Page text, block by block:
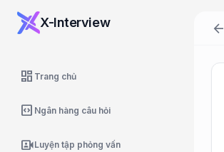
X-Interview
dashboard Trang chủ
code_blocks Ngân hàng câu hỏi
video_camera_frontLuyện tập phỏng vấn
arrow_back